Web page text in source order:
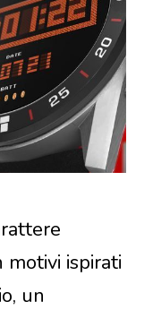
motivi ispirati
un